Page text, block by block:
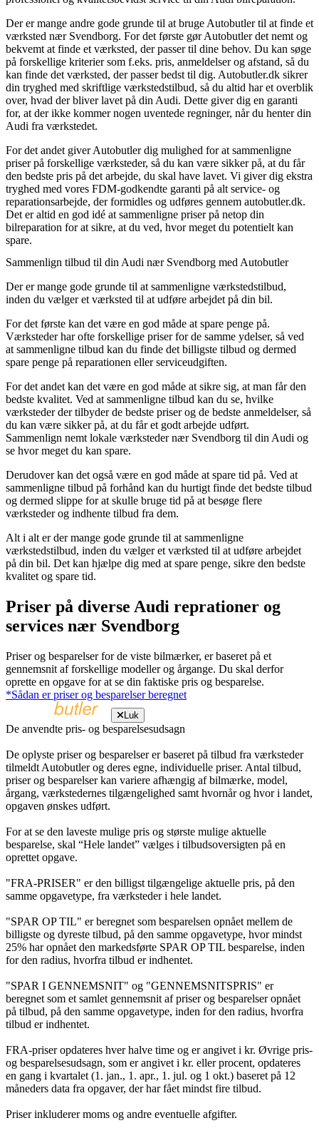
Der er mange andre gode grunde til at bruge Autobutler til at finde et
værksted nær Svendborg. For det første gør Autobutler det nemt og
bekvemt at finde et værksted, der passer til dine behov. Du kan søge
på forskellige kriterier som f.eks. pris, anmeldelser og afstand, så du
kan finde det værksted, der passer bedst til dig. Autobutler.dk sikrer
din tryghed med skriftlige værkstedstilbud, så du altid har et overblik
over, hvad der bliver lavet på din Audi. Dette giver dig en garanti
for, at der ikke kommer nogen uventede regninger, når du henter din
Audi fra værkstedet.
For det andet giver Autobutler dig mulighed for at sammenligne
priser på forskellige værksteder, så du kan være sikker på, at du får
den bedste pris på det arbejde, du skal have lavet. Vi giver dig ekstra
tryghed med vores FDM-godkendte garanti på alt service- og
reparationsarbejde, der formidles og udføres gennem autobutler.dk.
Det er altid en god idé at sammenligne priser på netop din
bilreparation for at sikre, at du ved, hvor meget du potentielt kan
spare.
Sammenlign tilbud til din Audi nær Svendborg med Autobutler
Der er mange gode grunde til at sammenligne værkstedstilbud,
inden du vælger et værksted til at udføre arbejdet på din bil.
For det første kan det være en god måde at spare penge på.
Værksteder har ofte forskellige priser for de samme ydelser, så ved
at sammenligne tilbud kan du finde det billigste tilbud og dermed
spare penge på reparationen eller serviceudgiften.
For det andet kan det være en god måde at sikre sig, at man får den
bedste kvalitet. Ved at sammenligne tilbud kan du se, hvilke
værksteder der tilbyder de bedste priser og de bedste anmeldelser, så
du kan være sikker på, at du får et godt arbejde udført.
Sammenlign nemt lokale værksteder nær Svendborg til din Audi og
se hvor meget du kan spare.
Derudover kan det også være en god måde at spare tid på. Ved at
sammenligne tilbud på forhånd kan du hurtigt finde det bedste tilbud
og dermed slippe for at skulle bruge tid på at besøge flere
værksteder og indhente tilbud fra dem.
Alt i alt er der mange gode grunde til at sammenligne
værkstedstilbud, inden du vælger et værksted til at udføre arbejdet
på din bil. Det kan hjælpe dig med at spare penge, sikre den bedste
kvalitet og spare tid.
Priser på diverse Audi reprationer og
services nær Svendborg
Priser og besparelser for de viste bilmærker, er baseret på et
gennemsnit af forskellige modeller og årgange. Du skal derfor
oprette en opgave for at se din faktiske pris og besparelse.
*Sådan er priser og besparelser beregnet
Luk
De anvendte pris- og besparelsesudsagn
De oplyste priser og besparelser er baseret på tilbud fra værksteder
tilmeldt Autobutler og deres egne, individuelle priser. Antal tilbud,
priser og besparelser kan variere afhængig af bilmærke, model,
årgang, værkstedernes tilgængelighed samt hvornår og hvor i landet,
opgaven ønskes udført.
For at se den laveste mulige pris og største mulige aktuelle
besparelse, skal “Hele landet” vælges i tilbudsoversigten på en
oprettet opgave.
"FRA-PRISER" er den billigst tilgængelige aktuelle pris, på den
samme opgavetype, fra værksteder i hele landet.
"SPAR OP TIL" er beregnet som besparelsen opnået mellem de
billigste og dyreste tilbud, på den samme opgavetype, hvor mindst
25% har opnået den markedsførte SPAR OP TIL besparelse, inden
for den radius, hvorfra tilbud er indhentet.
"SPAR I GENNEMSNIT" og "GENNEMSNITSPRIS" er
beregnet som et samlet gennemsnit af priser og besparelser opnået
på tilbud, på den samme opgavetype, inden for den radius, hvorfra
tilbud er indhentet.
FRA-priser opdateres hver halve time og er angivet i kr. Øvrige pris-
og besparelsesudsagn, som er angivet i kr. eller procent, opdateres
en gang i kvartalet (1. jan., 1. apr., 1. jul. og 1 okt.) baseret på 12
måneders data fra opgaver, der har fået mindst fire tilbud.
Priser inkluderer moms og andre eventuelle afgifter.